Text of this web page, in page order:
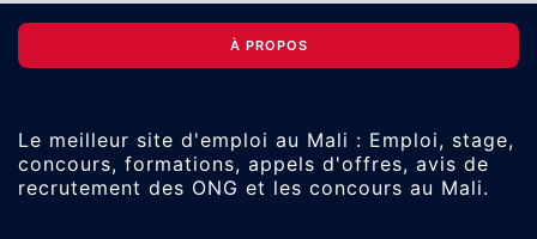
À PROPOS
Le meilleur site d'emploi au Mali : Emploi, stage,
concours, formations, appels d'offres, avis de
recrutement des ONG et les concours au Mali.